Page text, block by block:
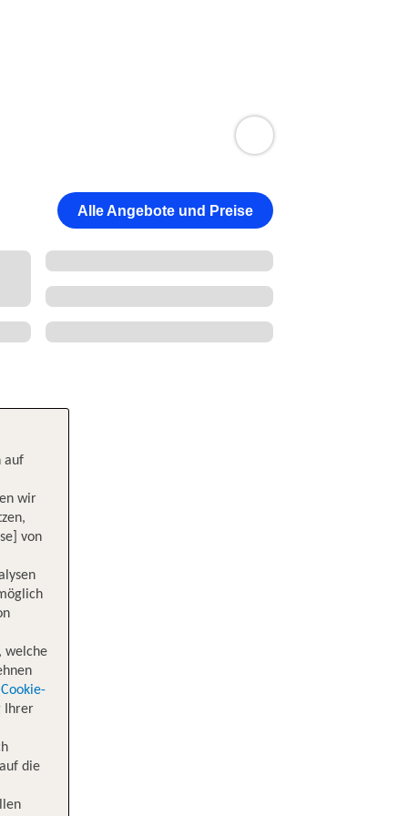
Alle Angebote und Preise
auf
wir
von
welche
Cookie-
Ihrer
die